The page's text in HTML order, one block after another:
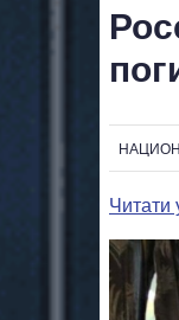
Читати